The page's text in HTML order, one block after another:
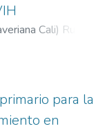
Cali) Ruiz
para la
en